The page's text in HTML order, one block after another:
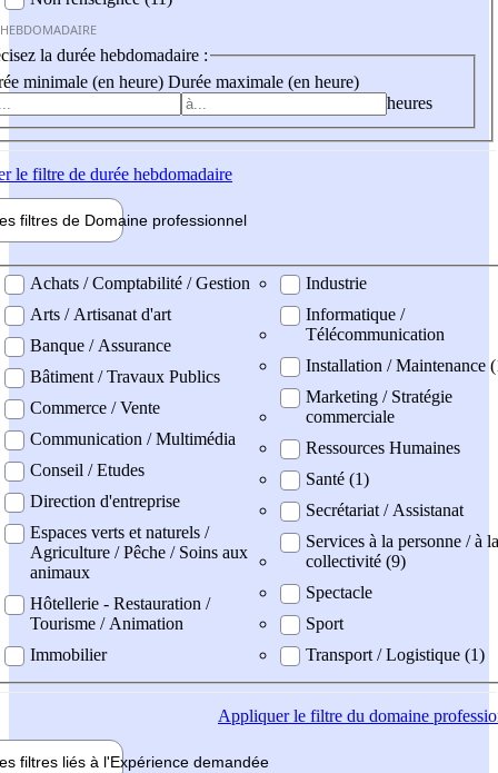
la durée hebdomadaire :
minimale (en heure) Durée maximale (en heure)
heures
le filtre de durée hebdomadaire
filtres de Domaine professionnel
professionel
Achats / Comptabilité / Gestion
Arts / Artisanat d'art
Banque / Assurance
Bâtiment / Travaux Publics
Commerce / Vente
Communication / Multimédia
Conseil / Etudes
Direction d'entreprise
Espaces verts et naturels /
Agriculture / Pêche / Soins aux
animaux
Hôtellerie - Restauration /
Tourisme / Animation
Immobilier
Industrie
Informatique /
Télécommunication
Installation / Maintenance
Marketing / Stratégie
commerciale
Ressources Humaines
Santé (1)
Secrétariat / Assistanat
Services à la personne / à la
collectivité (9)
Spectacle
Sport
Transport / Logistique (1)
Appliquerle filtre du domaine
filtres liés à l'Expérience demandée